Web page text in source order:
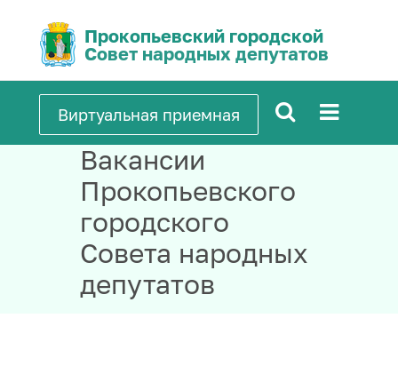
Прокопьевский городской
Совет народных депутатов
Виртуальная приемная
Вакансии
Прокопьевского
городского
Совета народных
депутатов